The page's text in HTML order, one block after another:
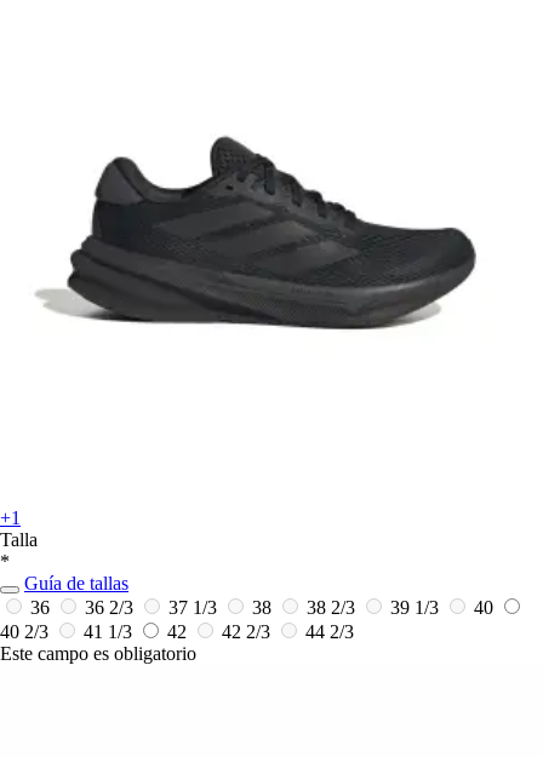
+1
Talla
*
Guía de tallas
36
36 2/3 37 1/3 38 38 2/3 39 1/3
40
40 2/3
41 1/3 42 42 2/3
44 2/3
Este campo es obligatorio